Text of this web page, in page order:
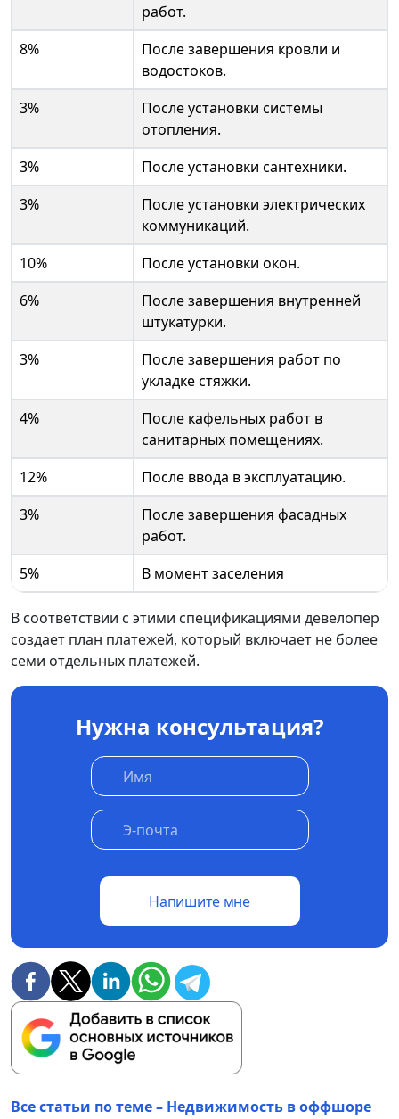
работ.
8%
После завершения кровли и
водостоков.
3%
После установки системы
отопления.
3%
После установки сантехники.
3%
После установки электрических
коммуникаций.
10%
После установки окон.
6%
После завершения внутренней
штукатурки.
3%
После завершения работ по
укладке стяжки.
4%
После кафельных работ в
санитарных помещениях.
12%
После ввода в эксплуатацию.
3%
После завершения фасадных
работ.
5%
В момент заселения
В соответствии с этими спецификациями девелопер
создает план платежей, который включает не более
семи отдельных платежей.
Нужна консультация?
Напишите мне
Все статьи по теме – Недвижимость в оффшоре